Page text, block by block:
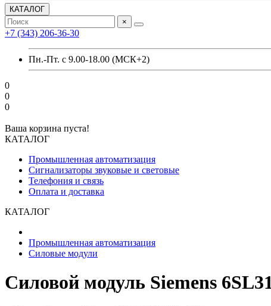
КАТАЛОГ
×
+7 (343) 206-36-30
Пн.-Пт. с 9.00-18.00 (МСК+2)
0
0
0
Ваша корзина пуста!
КАТАЛОГ
Промышленная автоматизация
Сигнализаторы звуковые и световые
Телефония и связь
Оплата и доставка
КАТАЛОГ
Промышленная автоматизация
Силовые модули
Силовой модуль Siemens